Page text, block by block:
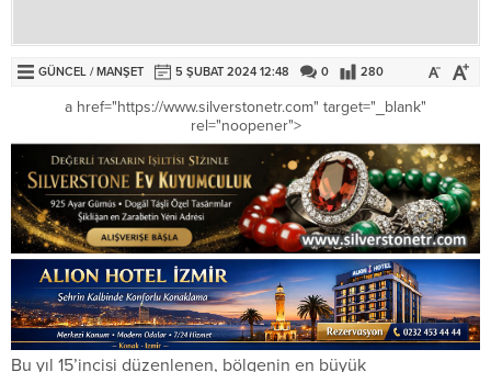
GÜNCEL /MANŞET 5 ŞUBAT 2024 12:48 0 280
a href="https://www.silverstonetr.com" target="_blank"
rel="noopener">
Bu yıl 15’incisi düzenlenen, bölgenin en büyük